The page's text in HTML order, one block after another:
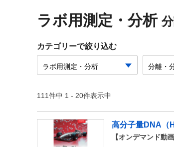
ラボ用測定・分析
カテゴリーで絞り込む
111件中 1 - 20件表示中
高分子量DNA（
【オンデマンド動